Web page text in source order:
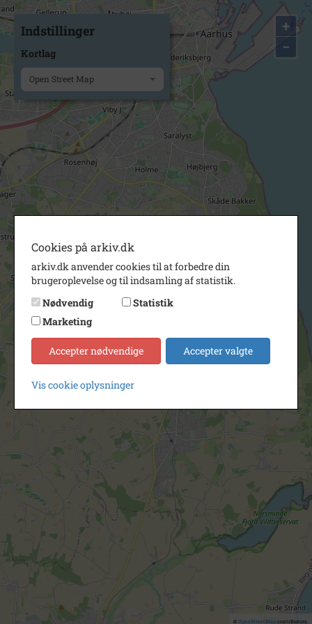
+
−
© OpenStreetMapcontributors.
Indstillinger
Kortlag
Open Street Map
Cookies på arkiv.dk
arkiv.dk anvender cookies til at forbedre din
brugeroplevelse og til indsamling af statistik.
Nødvendig
Statistik
Marketing
Accepter nødvendige Accepter valgte
Vis cookie oplysninger